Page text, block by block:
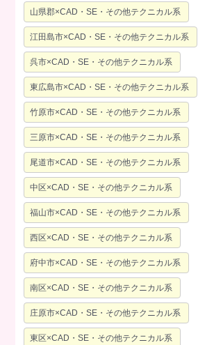
山県郡×CAD・SE・その他テクニカル系
江田島市×CAD・SE・その他テクニカル系
呉市×CAD・SE・その他テクニカル系
東広島市×CAD・SE・その他テクニカル系
竹原市×CAD・SE・その他テクニカル系
三原市×CAD・SE・その他テクニカル系
尾道市×CAD・SE・その他テクニカル系
中区×CAD・SE・その他テクニカル系
福山市×CAD・SE・その他テクニカル系
西区×CAD・SE・その他テクニカル系
府中市×CAD・SE・その他テクニカル系
南区×CAD・SE・その他テクニカル系
庄原市×CAD・SE・その他テクニカル系
東区×CAD・SE・その他テクニカル系